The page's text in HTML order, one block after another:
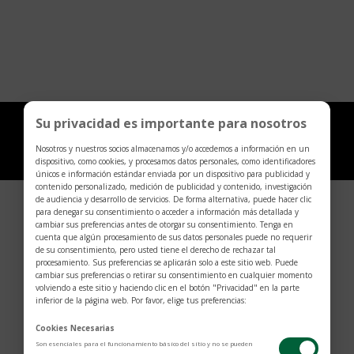
© 2026 AG JOYERIA - RIF J-31053209-5 | Sitio Web
Condiciones
Su privacidad es importante para nosotros
Nosotros y nuestros socios almacenamos y/o accedemos a información en un
dispositivo, como cookies, y procesamos datos personales, como identificadores
únicos e información estándar enviada por un dispositivo para publicidad y
contenido personalizado, medición de publicidad y contenido, investigación
de audiencia y desarrollo de servicios. De forma alternativa, puede hacer clic
para denegar su consentimiento o acceder a información más detallada y
cambiar sus preferencias antes de otorgar su consentimiento. Tenga en
cuenta que algún procesamiento de sus datos personales puede no requerir
de su consentimiento, pero usted tiene el derecho de rechazar tal
procesamiento. Sus preferencias se aplicarán solo a este sitio web. Puede
cambiar sus preferencias o retirar su consentimiento en cualquier momento
volviendo a este sitio y haciendo clic en el botón "Privacidad" en la parte
inferior de la página web. Por favor, elige tus preferencias:
Cookies Necesarias
Son esenciales para el funcionamiento básico del sitio y no se pueden